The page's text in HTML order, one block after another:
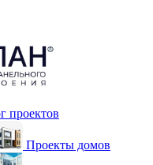
проектов
Проекты домов